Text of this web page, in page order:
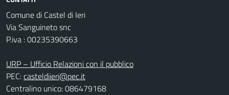
Comune di Castel di Ieri
Via Sanguineto snc
P.iva : 00235390663
URP – Ufficio Relazioni con il pubblico
PEC:casteldiieri@pec.it
Centralino unico: 086479168